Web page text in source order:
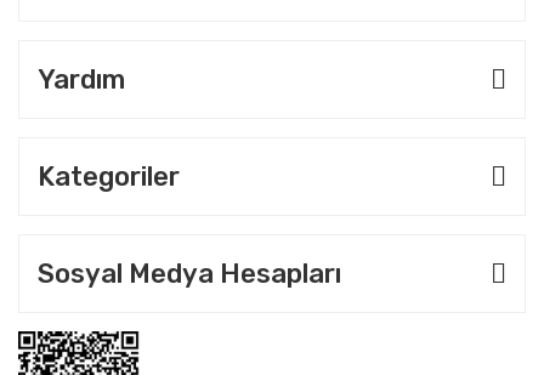
Yardım
Kategoriler
Sosyal Medya Hesapları